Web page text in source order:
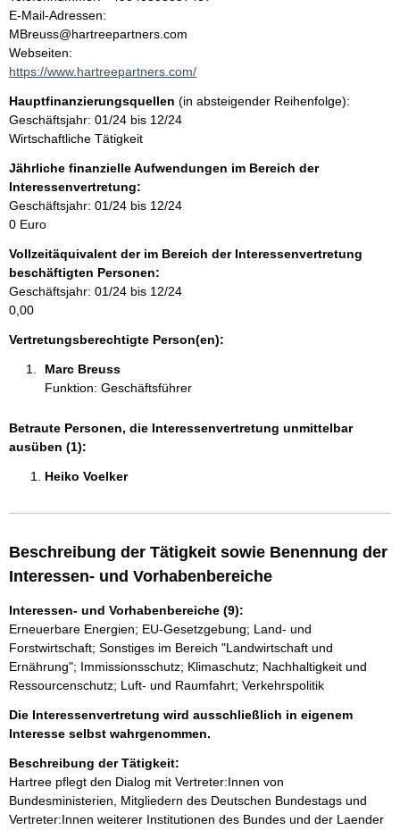
a
l
t
o
n
t
a
t
i
n
f
o
r
m
t
i
o
n
e
E-Mail-Adressen:
MBreuss@hartreepartners.com
Webseiten:
https://www.hartreepartners.com/
Hauptfinanzierungsquellen (in absteigender Reihenfolge):
Geschäftsjahr: 01/24 bis 12/24
Wirtschaftliche Tätigkeit
Jährliche finanzielle Aufwendungen im Bereich der
Interessenvertretung:
Geschäftsjahr: 01/24 bis 12/24
0 Euro
Vollzeitäquivalent der im Bereich der Interessenvertretung
beschäftigten Personen:
Geschäftsjahr: 01/24 bis 12/24
0,00
Vertretungsberechtigte Person(en):
Marc Breuss
Funktion: Geschäftsführer
Betraute Personen, die Interessenvertretung unmittelbar
ausüben (1):
Heiko Voelker
Beschreibung der Tätigkeit sowie Benennung der
Interessen- und Vorhabenbereiche
Interessen- und Vorhabenbereiche (9):
Erneuerbare Energien; EU-Gesetzgebung; Land- und
Forstwirtschaft; Sonstiges im Bereich "Landwirtschaft und
Ernährung"; Immissionsschutz; Klimaschutz; Nachhaltigkeit und
Ressourcenschutz; Luft- und Raumfahrt; Verkehrspolitik
Die Interessenvertretung wird ausschließlich in eigenem
Interesse selbst wahrgenommen.
Beschreibung der Tätigkeit:
Hartree pflegt den Dialog mit Vertreter:Innen von
Bundesministerien, Mitgliedern des Deutschen Bundestags und
Vertreter:Innen weiterer Institutionen des Bundes und der Laender